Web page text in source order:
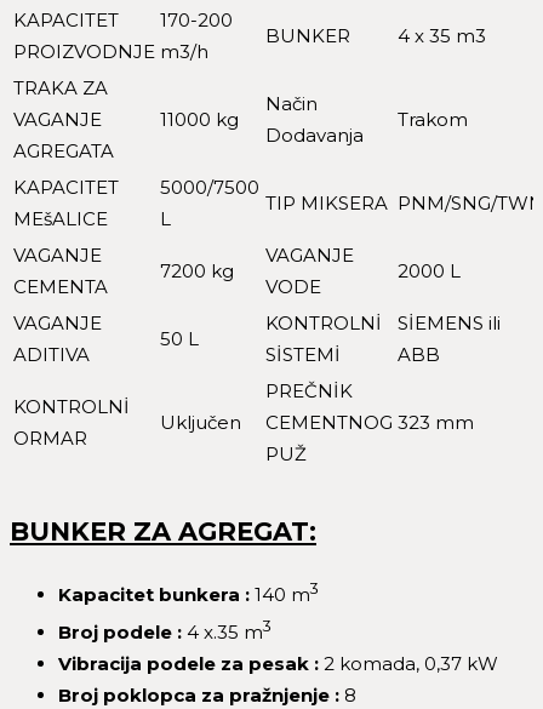
KAPACITET
PROIZVODNJE
170-200
m3/h
BUNKER 4 x 35 m3
TRAKA ZA
VAGANJE
AGREGATA
11000 kg
Način
Dodavanja
Trakom
KAPACITET
MEšALICE
5000/7500
L
TIP MIKSERA PNM/SNG/TWN
VAGANJE
CEMENTA
7200 kg
VAGANJE
VODE
2000 L
VAGANJE
ADITIVA
50 L
KONTROLNİ
SİSTEMİ
SİEMENS ili
ABB
KONTROLNİ
ORMAR
Uključen
PREČNİK
CEMENTNOG
PUŽ
323 mm
BUNKER ZA AGREGAT:
Kapacitet bunkera : 140 m3
Broj podele : 4 x.35 m3
Vibracija podele za pesak : 2 komada, 0,37 kW
Broj poklopca za pražnjenje : 8